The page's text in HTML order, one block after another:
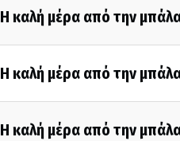
Η καλή μέρα από την
Η καλή μέρα από την
Η καλή μέρα από την